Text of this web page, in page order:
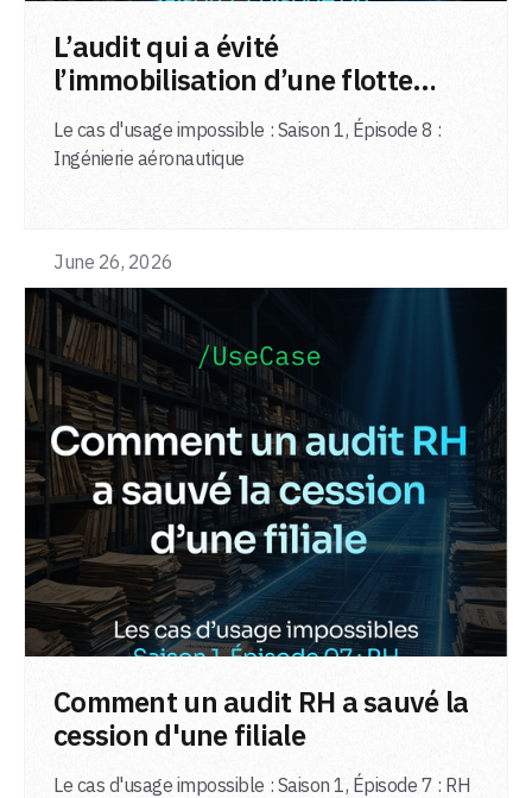
L’audit qui a évité
l’immobilisation d’une flotte
d’avions
Le cas d'usage impossible : Saison 1, Épisode 8 :
Ingénierie aéronautique
June 26, 2026
Comment un audit RH a sauvé la
cession d'une filiale
Le cas d'usage impossible : Saison 1, Épisode 7 : RH